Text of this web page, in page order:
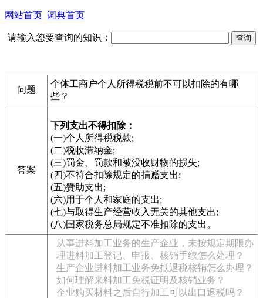
网站首页 词典首页
请输入您要查询的知识：
问题
个体工商户个人所得税税前不可以扣除的有哪
些？
答案
下列支出不得扣除：
(一)个人所得税税款;
(二)税收滞纳金;
(三)罚金、罚款和被没收财物的损失;
(四)不符合扣除规定的捐赠支出;
(五)赞助支出;
(六)用于个人和家庭的支出;
(七)与取得生产经营收入无关的其他支出;
(八)国家税务总局规定不准扣除的支出。
从事进料加工业务的生产企业，未按规定期限办
理进料加工登记、申报、核销手续怎么处理？
生产企业进料加工业务免抵退税核销怎么办理？
如何理解来料加工免税证明及核销业务？
企业购买材料之后自行加工可以出口退税吗？